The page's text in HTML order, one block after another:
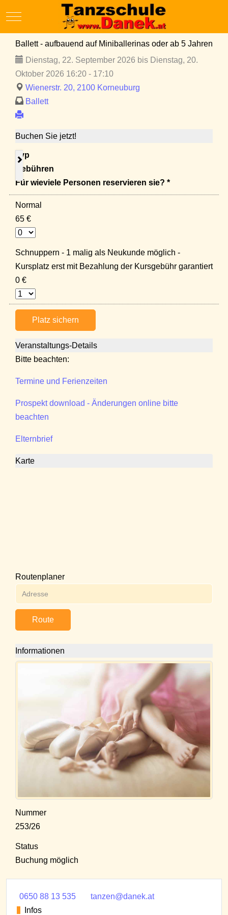
Mobile Menu Toggle
Ballett - aufbauend auf Miniballerinas oder ab 5 Jahren
Dienstag, 22. September 2026 bis Dienstag, 20.
Oktober 2026 16:20 - 17:10
Wienerstr. 20, 2100 Korneuburg
Ballett
Buchen Sie jetzt!
Typ
Gebühren
Für wieviele Personen reservieren sie? *
Normal
65 €
Schnuppern - 1 malig als Neukunde möglich -
Kursplatz erst mit Bezahlung der Kursgebühr garantiert
0 €
Platz sichern
Veranstaltungs-Details
Bitte beachten:
Termine und Ferienzeiten
Prospekt download - Änderungen online bitte
beachten
Elternbrief
Karte
Routenplaner
Route
Informationen
Nummer
253/26
Status
Buchung möglich
0650 88 13 535
tanzen@danek.at
Infos